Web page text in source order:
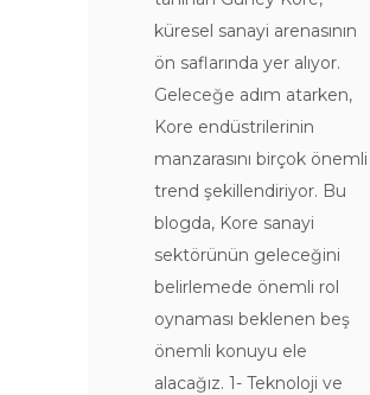
küresel sanayi arenasının
ön saflarında yer alıyor.
Geleceğe adım atarken,
Kore endüstrilerinin
manzarasını birçok önemli
trend şekillendiriyor. Bu
blogda, Kore sanayi
sektörünün geleceğini
belirlemede önemli rol
oynaması beklenen beş
önemli konuyu ele
alacağız. 1- Teknoloji ve